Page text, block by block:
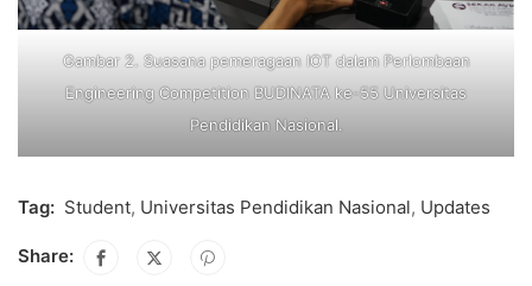
Gambar 2. Suasana pemeragaan IOT dalam Perlombaan
Engineering Competition BUDINATA ke-55 Universitas
Pendidikan Nasional.
Tag: Student, Universitas Pendidikan Nasional, Updates
Share: